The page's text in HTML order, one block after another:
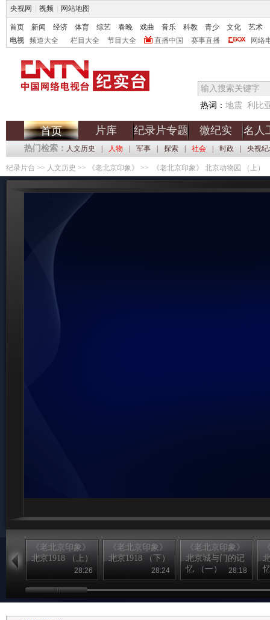
央视网 视频 网站地图
首页 新闻 经济 体育 综艺 春晚 戏曲 音乐 科教 青少 文化
艺术
电视
频道大全 栏目大全 节目大全 直播中国 赛事直播 网络
热词： 地震 利比
首页 片库 纪录片专题 微纪实 名人
热门检索： 人文历史 人物 军事 探索 社会 时政 央视
纪录片台 >> 人文历史 >> 《老北京印象》 >> 《老北京印象》 北京动物园 （上）
《老北京印象》
北京1918 （上）
28:26
《老北京印象》
北京1918 （下）
28:24
《老北京印象》
北京城与门的记
忆 （一）
28:18